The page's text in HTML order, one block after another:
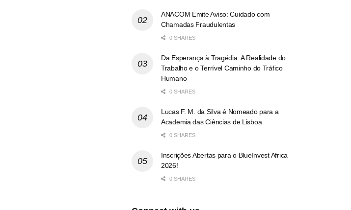
ANACOM Emite Aviso: Cuidado com
Chamadas Fraudulentas
0 SHARES
Da Esperança à Tragédia: A Realidade do
Trabalho e o Terrível Caminho do Tráfico
Humano
0 SHARES
Lucas F. M. da Silva é Nomeado para a
Academia das Ciências de Lisboa
0 SHARES
Inscrições Abertas para o BlueInvest Africa
2026!
0 SHARES